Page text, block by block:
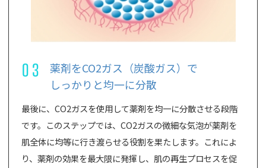
03
薬剤をCO2ガス（炭酸ガス）で
しっかりと均一に分散
最後に、CO2ガスを使用して薬剤を均一に分散させる段階
です。このステップでは、CO2ガスの微細な気泡が薬剤を
肌全体に均等に行き渡らせる役割を果たします。これによ
り、薬剤の効果を最大限に発揮し、肌の再生プロセスを促